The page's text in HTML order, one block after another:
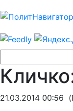
21.03.2014 00:56